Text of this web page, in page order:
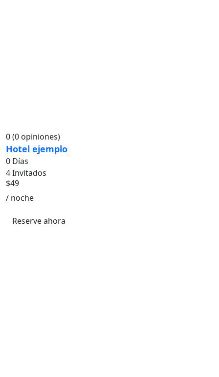
0(0 opiniones)
Hotel ejemplo
0 Días
4 Invitados
$49
/ noche
Reserve ahora